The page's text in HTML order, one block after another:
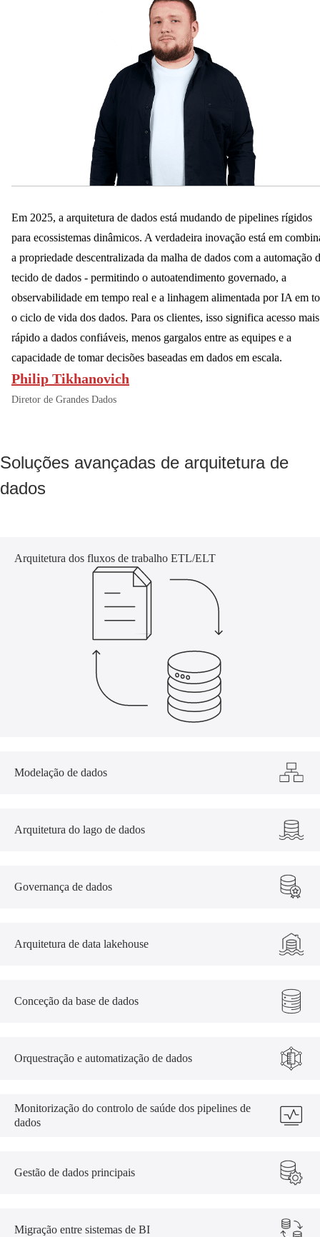
Em 2025, a arquitetura de dados está mudando de pipelines rígidos
para ecossistemas dinâmicos. A verdadeira inovação está em
a propriedade descentralizada da malha de dados com a automação
tecido de dados - permitindo o autoatendimento governado, a
observabilidade em tempo real e a linhagem alimentada por IA em
o ciclo de vida dos dados. Para os clientes, isso significa acesso mais
rápido a dados confiáveis, menos gargalos entre as equipes e a
capacidade de tomar decisões baseadas em dados em escala.
Philip Tikhanovich
Diretor de Grandes Dados
Soluções avançadas de arquitetura de
dados
Arquitetura dos fluxos de trabalho ETL/ELT
Modelação de dados
Arquitetura do lago de dados
Governança de dados
Arquitetura de data lakehouse
Conceção da base de dados
Orquestração e automatização de dados
Monitorização do controlo de saúde dos pipelines de
dados
Gestão de dados principais
Migração entre sistemas de BI